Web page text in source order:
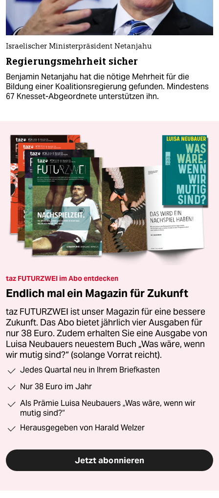
Israelischer Ministerpräsident Netanjahu
Regierungsmehrheit sicher
Benjamin Netanjahu hat die nötige Mehrheit für die
Bildung einer Koalitionsregierung gefunden. Mindestens
67 Knesset-Abgeordnete unterstützen ihn.
taz FUTURZWEI im Abo entdecken
Endlich mal ein Magazin für Zukunft
taz FUTURZWEI ist unser Magazin für eine bessere
Zukunft. Das Abo bietet jährlich vier Ausgaben für
nur 38 Euro. Zudem erhalten Sie eine Ausgabe von
Luisa Neubauers neuestem Buch „Was wäre, wenn
wir mutig sind?“ (solange Vorrat reicht).
Jedes Quartal neu in Ihrem Briefkasten
Nur 38 Euro im Jahr
Als Prämie Luisa Neubauers „Was wäre, wenn wir
mutig sind?“
Herausgegeben von Harald Welzer
Jetzt abonnieren